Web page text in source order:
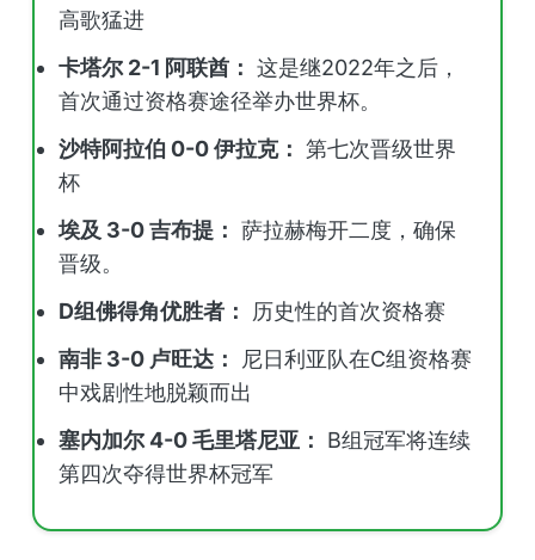
高歌猛进
卡塔尔 2-1 阿联酋： 这是继2022年之后，
首次通过资格赛途径举办世界杯。
沙特阿拉伯 0-0 伊拉克： 第七次晋级世界
杯
埃及 3-0 吉布提： 萨拉赫梅开二度，确保
晋级。
D组佛得角优胜者：
历史性的首次资格赛
南非 3-0 卢旺达：
尼日利亚队在C组资格赛
中戏剧性地脱颖而出
塞内加尔 4-0 毛里塔尼亚：
B组冠军将连续
第四次夺得世界杯冠军